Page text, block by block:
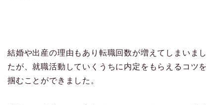
結婚や出産の理由もあり転職回数が増えてしまいまし
たが、就職活動していくうちに内定をもらえるコツを
掴むことができました。